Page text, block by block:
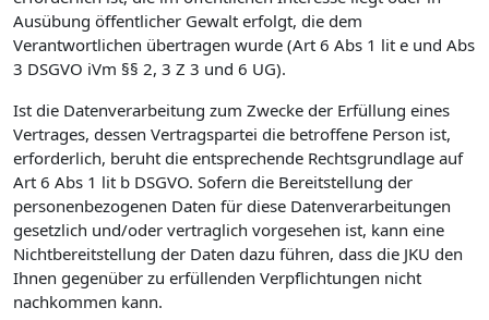
Ausübung öffentlicher Gewalt erfolgt, die dem
Verantwortlichen übertragen wurde (Art 6 Abs 1 lit e und Abs
3 DSGVO iVm §§ 2, 3 Z 3 und 6 UG).
Ist die Datenverarbeitung zum Zwecke der Erfüllung eines
Vertrages, dessen Vertragspartei die betroffene Person ist,
erforderlich, beruht die entsprechende Rechtsgrundlage auf
Art 6 Abs 1 lit b DSGVO. Sofern die Bereitstellung der
personenbezogenen Daten für diese Datenverarbeitungen
gesetzlich und/oder vertraglich vorgesehen ist, kann eine
Nichtbereitstellung der Daten dazu führen, dass die JKU den
Ihnen gegenüber zu erfüllenden Verpflichtungen nicht
nachkommen kann.